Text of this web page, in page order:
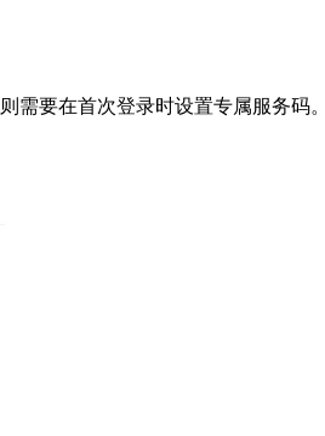
需要在首次登录时设置专属服务码